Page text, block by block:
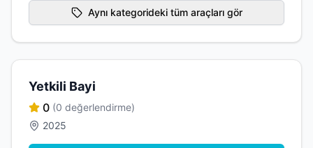
Aynı kategorideki tüm araçları gör
Yetkili Bayi
0 (0 değerlendirme)
2025